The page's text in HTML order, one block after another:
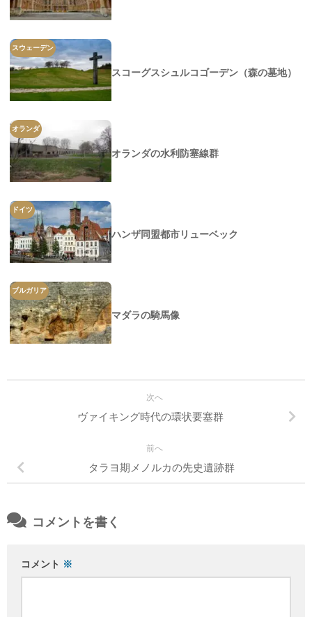
スウェーデン
スコーグスシュルコゴーデン（森の墓地）
オランダ
オランダの水利防塞線群
ドイツ
ハンザ同盟都市リューベック
ブルガリア
マダラの騎馬像
次へ
ヴァイキング時代の環状要塞群
前へ
タラヨ期メノルカの先史遺跡群
コメントを書く
コメント ※